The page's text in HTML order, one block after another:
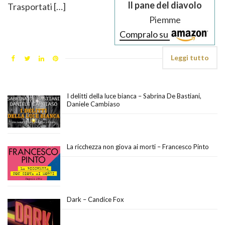
Il pane del diavolo
Piemme
Compralo su
Trasportati […]
Leggi tutto
I delitti della luce bianca – Sabrina De Bastiani,
Daniele Cambiaso
La ricchezza non giova ai morti – Francesco Pinto
Dark – Candice Fox